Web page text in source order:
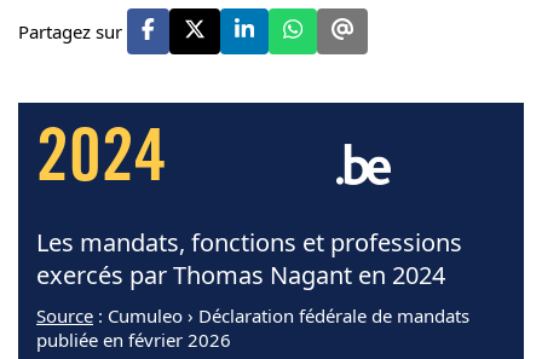
Partagez sur
2024
Les mandats, fonctions et professions
exercés par Thomas Nagant en 2024
Source : Cumuleo › Déclaration fédérale de mandats
publiée en février 2026